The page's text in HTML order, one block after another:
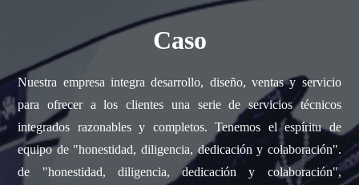
Caso
Nuestra empresa integra desarrollo, diseño, ventas y servicio
para ofrecer a los clientes una serie de servicios técnicos
integrados razonables y completos. Tenemos el espíritu de
equipo de "honestidad, diligencia, dedicación y colaboración".
de "honestidad, diligencia, dedicación y colaboración",